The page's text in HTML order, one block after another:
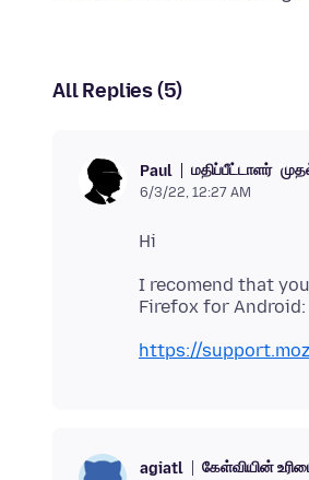
All Replies (5)
Paul மதிப்பீட்டாளர்
6/3/22, 12:27 AM
I recomend that
https://
agiatl கேள்வியின்